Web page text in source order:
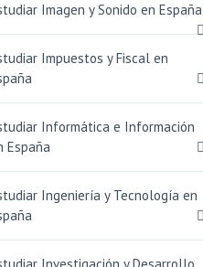
Imagen y Sonido en España
Impuestos y Fiscal en
Informática e Información
España
Ingeniería y Tecnología en